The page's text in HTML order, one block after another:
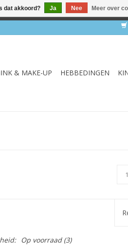
& MAKE-UP HEBBEDINGEN
Op voorraad(3)
dat akkoord? Ja Nee Meer over
vanaf €75 ✔ Levertijd 1-3